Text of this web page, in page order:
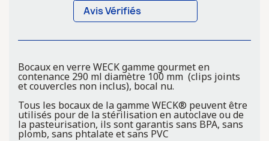
Avis Vérifiés
Bocaux en verre WECK gamme gourmet en
contenance 290 ml diamètre 100 mm (clips joints
et couvercles non inclus), bocal nu.
Tous les bocaux de la gamme WECK® peuvent être
utilisés pour de la stérilisation en autoclave ou de
la pasteurisation, ils sont garantis sans BPA, sans
plomb, sans phtalate et sans PVC